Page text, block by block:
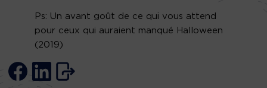
Ps: Un avant goût de ce qui vous attend
pour ceux qui auraient manqué Halloween
(2019)